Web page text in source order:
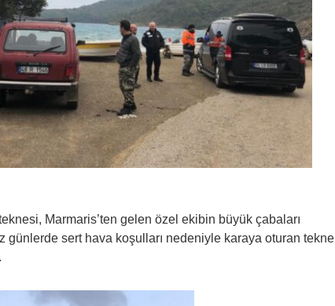
Marmaris’ten gelen özel ekibin büyük çabaları
günlerde sert hava koşulları nedeniyle karaya oturan tekne